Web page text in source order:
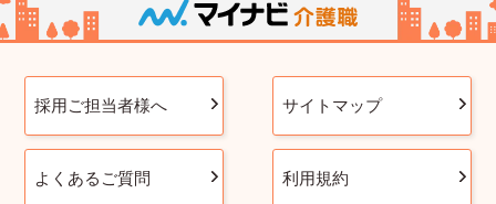
採用ご担当者様へ サイトマップ
よくあるご質問 利用規約